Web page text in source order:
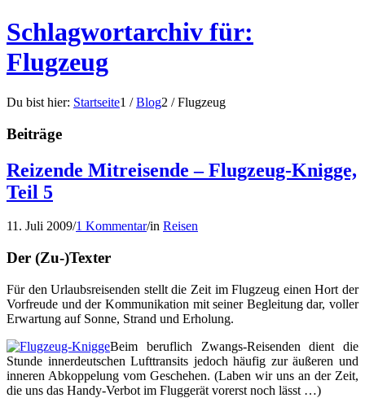
Schlagwortarchiv für:
Flugzeug
Du bist hier: Startseite1 / Blog2 / Flugzeug
Beiträge
Reizende Mitreisende – Flugzeug-Knigge,
Teil 5
11. Juli 2009/1 Kommentar/in Reisen
Der (Zu-)Texter
Für den Urlaubsreisenden stellt die Zeit im Flugzeug einen Hort der
Vorfreude und der Kommunikation mit seiner Begleitung dar, voller
Erwartung auf Sonne, Strand und Erholung.
Beim beruflich Zwangs-Reisenden dient die
Stunde innerdeutschen Lufttransits jedoch häufig zur äußeren und
inneren Abkoppelung vom Geschehen. (Laben wir uns an der Zeit,
die uns das Handy-Verbot im Fluggerät vorerst noch lässt …)